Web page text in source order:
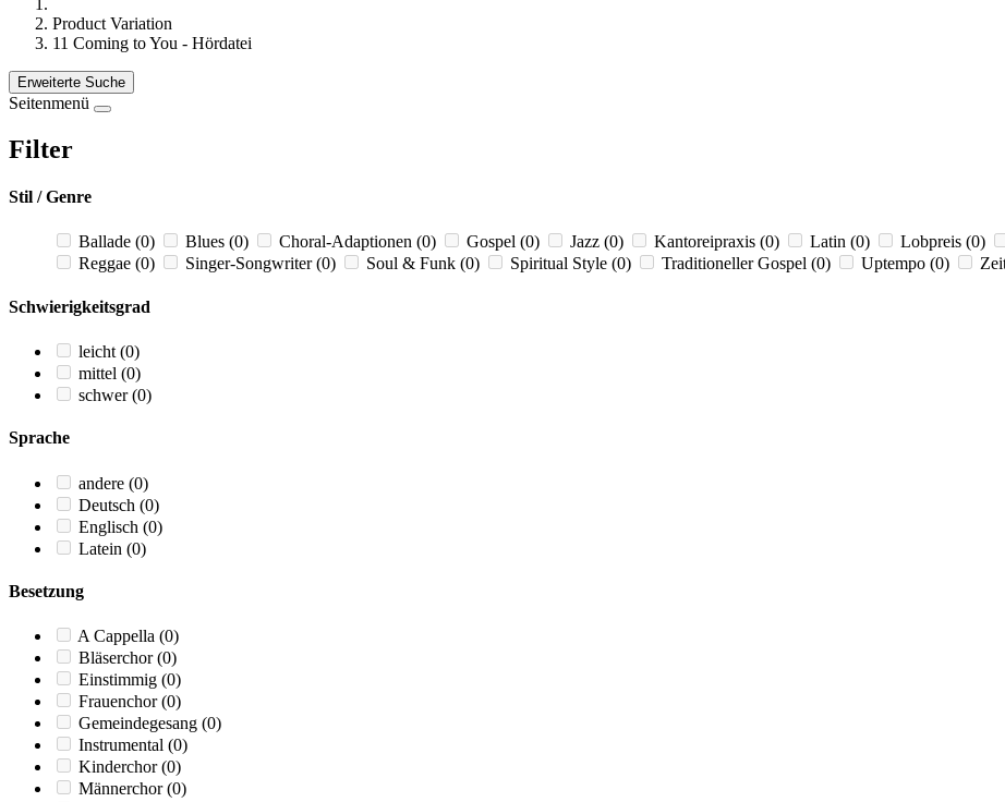
Product Variation
11 Coming to You - Hördatei
Erweiterte Suche
Seitenmenü
Filter
Stil / Genre
Ballade (0) Blues (0) Choral-Adaptionen (0) Gospel (0) Jazz (0) Kantoreipraxis (0) Latin (0) Lobpreis (0)
Reggae (0) Singer-Songwriter(0) Soul & Funk (0) Spiritual Style (0) Traditioneller Gospel (0) Uptempo (0)
Schwierigkeitsgrad
leicht (0)
mittel (0)
schwer(0)
Sprache
andere (0)
Deutsch (0)
Englisch (0)
Latein (0)
Besetzung
A Cappella (0)
Bläserchor(0)
Einstimmig (0)
Frauenchor(0)
Gemeindegesang (0)
Instrumental (0)
Kinderchor(0)
Männerchor(0)